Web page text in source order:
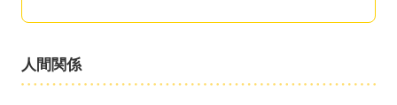
人間関係